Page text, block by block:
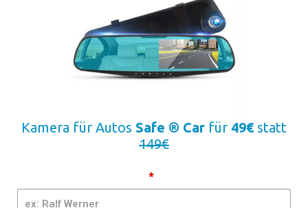
Kamera für Autos Safe ® Car für 49€statt
149€
Auto DE -
YT-MC | RA
*